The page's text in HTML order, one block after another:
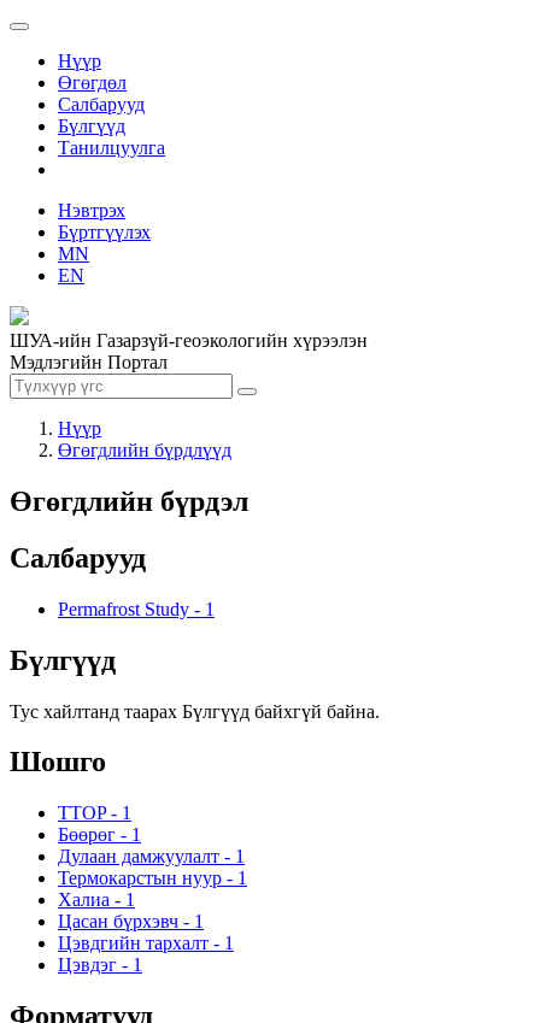
Нүүр
Өгөгдөл
Салбарууд
Бүлгүүд
Танилцуулга
Нэвтрэх
Бүртгүүлэх
MN
EN
ШУА-ийн Газарзүй-геоэкологийн хүрээлэн
Мэдлэгийн Портал
Нүүр
Өгөгдлийн бүрдлүүд
Өгөгдлийн бүрдэл
Салбарууд
Permafrost Study - 1
Бүлгүүд
Тус хайлтанд таарах Бүлгүүд байхгүй байна.
Шошго
TTOP - 1
Бөөрөг - 1
Дулаан дамжуулалт - 1
Термокарстын нуур - 1
Халиа - 1
Цасан бүрхэвч - 1
Цэвдгийн тархалт - 1
Цэвдэг - 1
Форматууд